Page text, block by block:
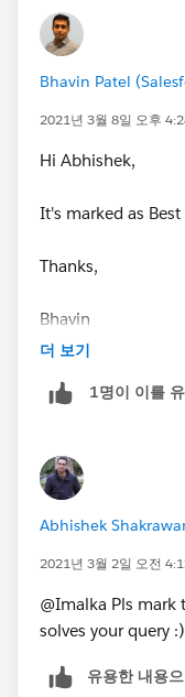
Bhavin Patel
2021년 3월 8일 오후
Hi Abhishek,
It's marked as Best
Thanks,
Bhavin
더 보기
1명이 이를
Abhishek
2021년 3월 2일 오전
@Imalka Pls mark
solves your query :)
유용한 내용